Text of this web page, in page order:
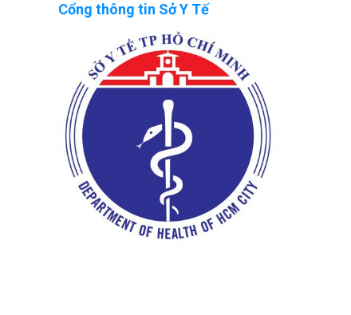
Cổng thông tin Sở Y Tế